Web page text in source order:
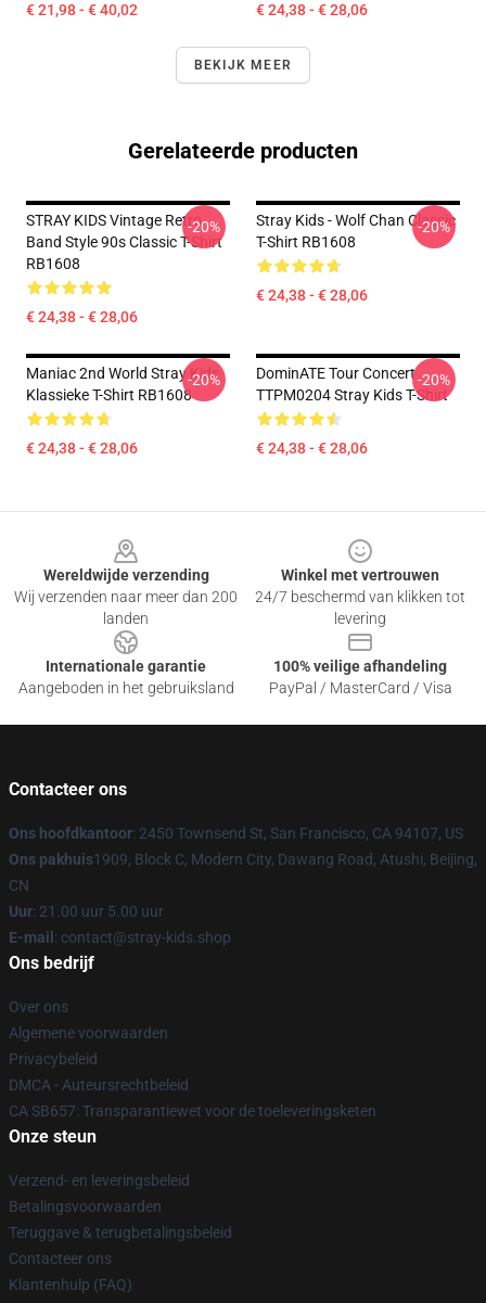
€ 21,98 - € 40,02 € 24,38 - € 28,06
BEKIJK MEER
Gerelateerde producten
STRAY KIDS Vintage Retro
Band Style 90s Classic T-Shirt
RB1608
€ 24,38 - € 28,06
-20%
Stray Kids - Wolf Chan Classic
T-Shirt RB1608
€ 24,38 - € 28,06
-20%
Maniac 2nd World Stray Kids
Klassieke T-Shirt RB1608
€ 24,38 - € 28,06
-20%
DominATE Tour Concert
TTPM0204 Stray Kids T-Shirt
€ 24,38 - € 28,06
-20%
Wereldwijde verzending
Wij verzenden naar meer dan 200
landen
Winkel met vertrouwen
24/7 beschermd van klikken tot
levering
Internationale garantie
Aangeboden in het gebruiksland
100% veilige afhandeling
PayPal / MasterCard / Visa
Contacteer ons
Ons hoofdkantoor: 2450 Townsend St, San Francisco, CA 94107, US
Ons pakhuis1909, Block C, Modern City, Dawang Road, Atushi, Beijing,
CN
Uur: 21.00 uur 5.00 uur
E-mail : contact@stray-kids.shop
Ons bedrijf
Over ons
Algemene voorwaarden
Privacybeleid
DMCA - Auteursrechtbeleid
CA SB657: Transparantiewet voor de toeleveringsketen
Onze steun
Verzend- en leveringsbeleid
Betalingsvoorwaarden
Teruggave & terugbetalingsbeleid
Contacteer ons
Klantenhulp (FAQ)